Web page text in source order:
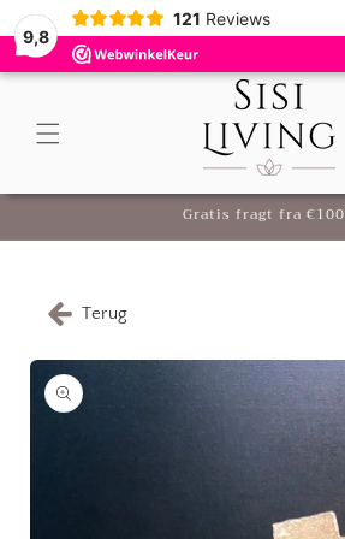
9,8
121 Reviews
Gå til
indhold
Gratis fragt fra €100
Terug
til